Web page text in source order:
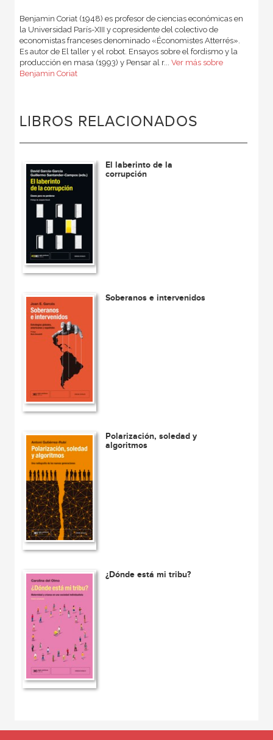
Benjamin Coriat (1948) es profesor de ciencias económicas en
la Universidad París-XIII y copresidente del colectivo de
economistas franceses denominado «Économistes Atterrés».
Es autor de El taller y el robot. Ensayos sobre el fordismo y la
producción en masa (1993) y Pensar al r... Ver más sobre
Benjamin Coriat
LIBROS RELACIONADOS
El laberinto de la
corrupción
Soberanos e intervenidos
Polarización, soledad y
algoritmos
¿Dónde está mi tribu?